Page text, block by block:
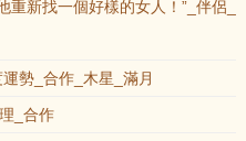
新找一個好樣的女人！”_伴侶_
勢_合作_木星_滿月
_合作